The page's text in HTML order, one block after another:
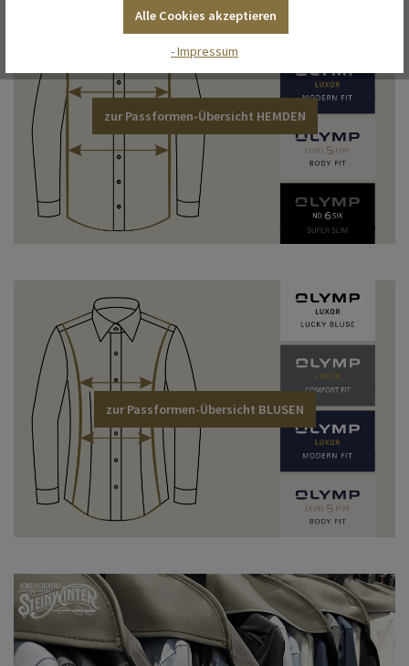
zur Passformen-Übersicht HEMDEN
zur Passformen-Übersicht BLUSEN
Alle Cookies akzeptieren
- Impressum